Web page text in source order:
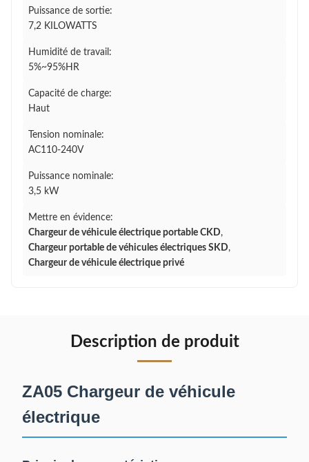
Puissance de sortie:
7,2 KILOWATTS
Humidité de travail:
5%~95%HR
Capacité de charge:
Haut
Tension nominale:
AC110-240V
Puissance nominale:
3,5 kW
Mettre en évidence:
Chargeur de véhicule électrique portable CKD,
Chargeur portable de véhicules électriques SKD,
Chargeur de véhicule électrique privé
Description de produit
ZA05 Chargeur de véhicule
électrique